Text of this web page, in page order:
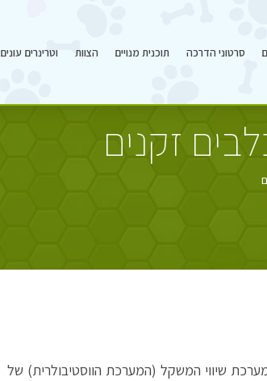
סרטוני הדרכה תוכנית מנויים הצוות וטרינרים עונים
זקנים
שיווי המשקל (המערכת הווסטיבולרית) של